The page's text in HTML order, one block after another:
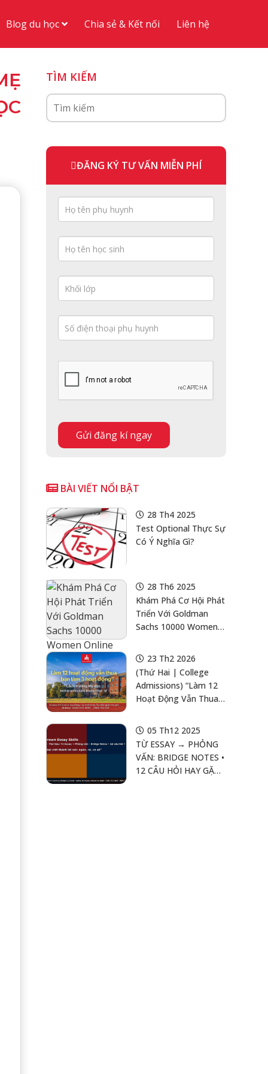
Blog du học Chia sẻ & Kết nối Liên hệ
TÌM KIẾM
ĐĂNG KÝ TƯ VẤN MIỄN PHÍ
BÀI VIẾT NỔI BẬT
28 Th4 2025
Test Optional Thực Sự
Có Ý Nghĩa Gì?
28 Th6 2025
Khám Phá Cơ Hội Phát
Triển Với Goldman
Sachs 10000 Women
Hành Trình Thành
Công Cho Nữ Doanh
Nhân
23 Th2 2026
(Thứ Hai | College
Admissions) “Làm 12
Hoạt Động Vẫn Thua
Động”: Cách Trường
Mỹ Đọc
Extracurriculars Trong
Thực Tế —công Thức
“Depth + Impact +
05 Th12 2025
TỪ ESSAY → PHỎNG
VẤN: BRIDGE NOTES •
12 CÂU HỎI HAY GẶP •